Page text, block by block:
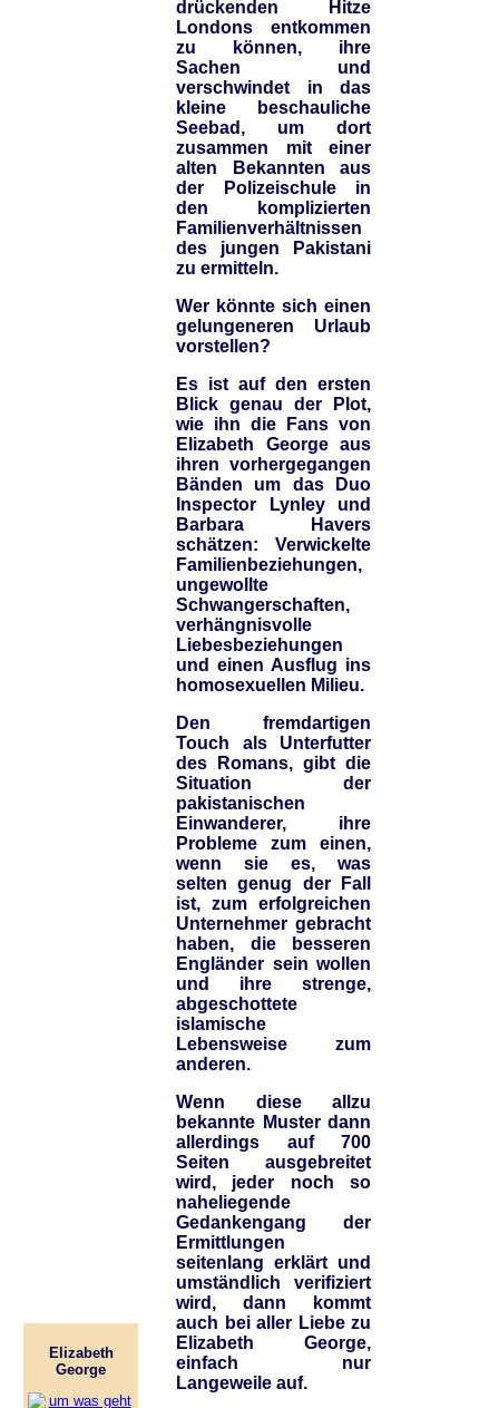
drückenden Hitze
Londons entkommen
zu können, ihre
Sachen und
verschwindet in das
kleine beschauliche
Seebad, um dort
zusammen mit einer
alten Bekannten aus
der Polizeischule in
den komplizierten
Familienverhältnissen
des jungen Pakistani
zu ermitteln.
Wer könnte sich einen
gelungeneren Urlaub
vorstellen?
Es ist auf den ersten
Blick genau der Plot,
wie ihn die Fans von
Elizabeth George aus
ihren vorhergegangen
Bänden um das Duo
Inspector Lynley und
Barbara Havers
schätzen: Verwickelte
Familienbeziehungen,
ungewollte
Schwangerschaften,
verhängnisvolle
Liebesbeziehungen
und einen Ausflug ins
homosexuellen Milieu.
Den fremdartigen
Touch als Unterfutter
des Romans, gibt die
Situation der
pakistanischen
Einwanderer, ihre
Probleme zum einen,
wenn sie es, was
selten genug der Fall
ist, zum erfolgreichen
Unternehmer gebracht
haben, die besseren
Engländer sein wollen
und ihre strenge,
abgeschottete
islamische
Lebensweise zum
anderen.
Wenn diese allzu
bekannte Muster dann
allerdings auf 700
Seiten ausgebreitet
wird, jeder noch so
naheliegende
Gedankengang der
Ermittlungen
seitenlang erklärt und
umständlich verifiziert
wird, dann kommt
auch bei aller Liebe zu
Elizabeth George,
einfach nur
Langeweile auf.
Elizabeth
George